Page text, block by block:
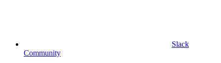
Slack
Community